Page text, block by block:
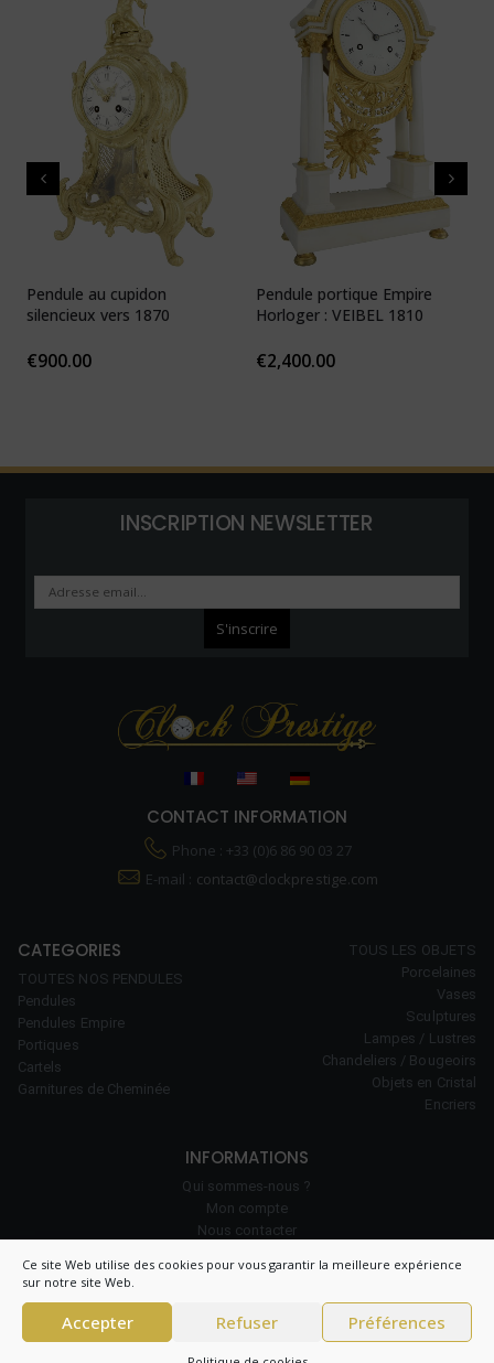
Ce site Web utilise des cookies pour vous garantir la meilleure expérience
sur notre site Web.
Accepter Refuser Préférences
Pendule au cupidon
silencieux vers 1870
€900.00
Pendule portique Empire
Horloger : VEIBEL 1810
€2,400.00
INSCRIPTION NEWSLETTER
CONTACT INFORMATION
Phone : +33 (0)6 86 90 03 27
E-mail : contact@clockprestige.com
CATEGORIES
TOUTES NOS PENDULES
Pendules
Pendules Empire
Portiques
Cartels
Garnitures de Cheminée
TOUS LES OBJETS
Porcelaines
Vases
Sculptures
Lampes / Lustres
Chandeliers / Bougeoirs
Objets en Cristal
Encriers
INFORMATIONS
Qui sommes-nous ?
Mon compte
Nous contacter
Politique de cookies (UE)